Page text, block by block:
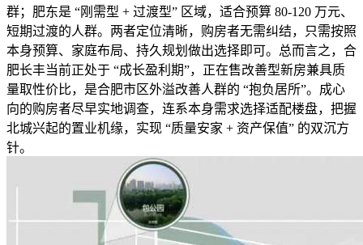
群；肥东是 “刚需型 + 过渡型” 区域，适合预算 80-120 万元、
短期过渡的人群。两者定位清晰，购房者无需纠结，只需按照
本身预算、家庭布局、持久规划做出选择即可。总而言之，合
肥长丰当前正处于 “成长盈利期”，正在售改善型新房兼具质
量取性价比，是合肥市区外溢改善人群的 “抱负居所”。成心
向的购房者尽早实地调查，连系本身需求选择适配楼盘，把握
北城兴起的置业机缘，实现 “质量安家 + 资产保值” 的双沉方
针。